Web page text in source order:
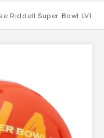
Riddell Super Bowl LVI